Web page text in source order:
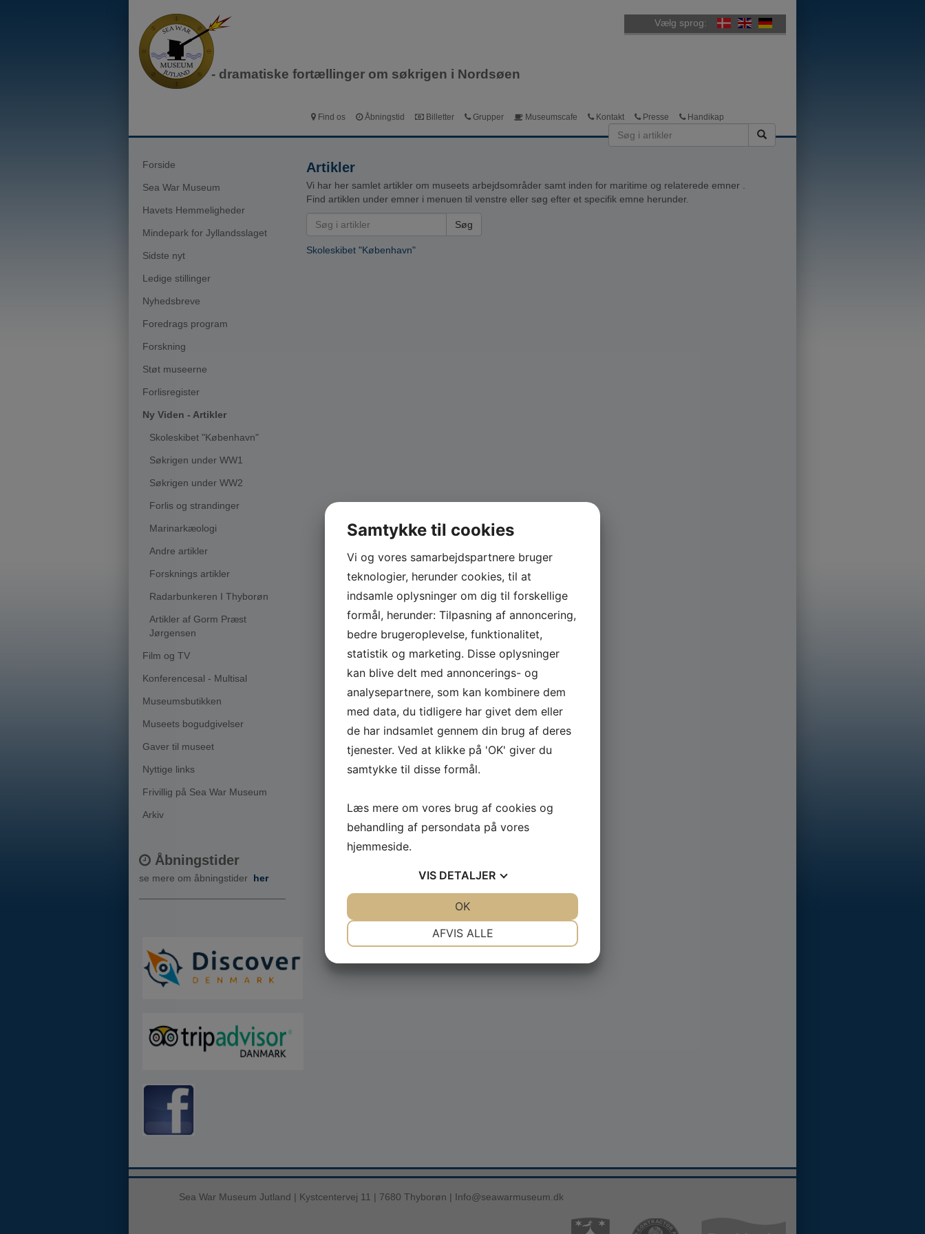
- dramatiske fortællinger om søkrigen i Nordsøen
Vælg sprog:
Find os Åbningstid Billetter Grupper Museumscafe Kontakt Presse Handikap
Forside
Sea War Museum
Havets Hemmeligheder
Mindepark for Jyllandsslaget
Sidste nyt
Ledige stillinger
Nyhedsbreve
Foredrags program
Forskning
Støt museerne
Forlisregister
Ny Viden - Artikler
Skoleskibet "København"
Søkrigen under WW1
Søkrigen under WW2
Forlis og strandinger
Marinarkæologi
Andre artikler
Forsknings artikler
Radarbunkeren I Thyborøn
Artikler af Gorm Præst
Jørgensen
Film og TV
Konferencesal - Multisal
Museumsbutikken
Museets bogudgivelser
Gaver til museet
Nyttige links
Frivillig på Sea War Museum
Arkiv
Åbningstider
se mere om åbningstider her
Artikler
Vi har her samlet artikler om museets arbejdsområder samt inden for maritime og relaterede emner .
Find artiklen under emner i menuen til venstre eller søg efter et specifik emne herunder.
Søg
Skoleskibet "København"
Sea War Museum Jutland | Kystcentervej 11 | 7680 Thyborøn | Info@seawarmuseum.dk
Samtykke til cookies
Vi og vores samarbejdspartnere bruger
teknologier, herunder cookies, til at
indsamle oplysninger om dig til forskellige
formål, herunder: Tilpasning af annoncering,
bedre brugeroplevelse, funktionalitet,
statistik og marketing. Disse oplysninger
kan blive delt med annoncerings- og
analysepartnere, som kan kombinere dem
med data, du tidligere har givet dem eller
de har indsamlet gennem din brug af deres
tjenester. Ved at klikke på 'OK' giver du
samtykke til disse formål.
Læs mere om vores brug af cookies og
behandling af persondata på vores
hjemmeside.
VIS DETALJER
AFVIS ALLE
OK